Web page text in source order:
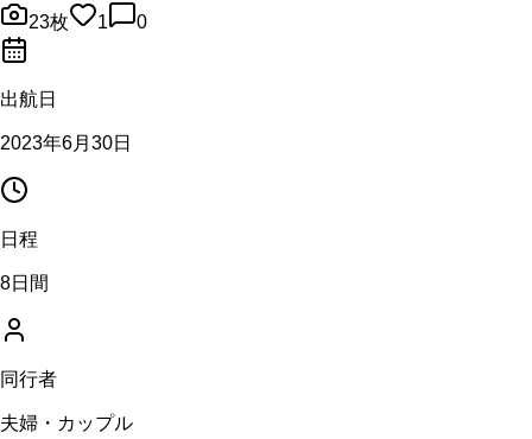
23枚 1 0
出航日
2023年6月30日
日程
8日間
同行者
夫婦・カップル